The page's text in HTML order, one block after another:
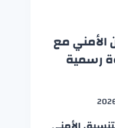
الأمني مع
رسمية